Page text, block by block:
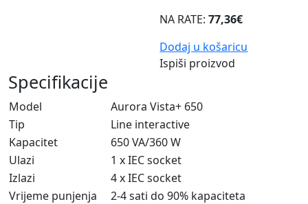
NA RATE:77,36€
Dodaj u košaricu
Ispiši proizvod
Specifikacije
Model
Aurora Vista+ 650
Tip
Line interactive
Kapacitet
650 VA/360 W
Ulazi
1 x IEC socket
Izlazi
4 x IEC socket
Vrijeme punjenja
2-4 sati do 90% kapaciteta